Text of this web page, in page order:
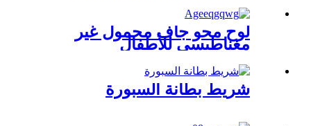
لوح محو جاف محمول غير
مغناطيسي للأطفال
شريط بطانة السبورة